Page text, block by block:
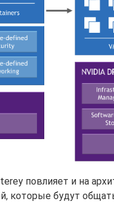
повлияет и на
которые будут